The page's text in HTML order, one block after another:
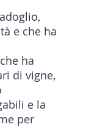
e che ha
ha
di vigne,
e la
per